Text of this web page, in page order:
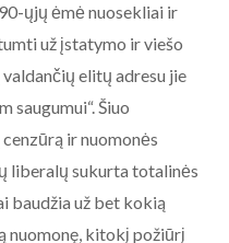
ųjų ėmė nuosekliai ir
už įstatymo ir viešo
elitų adresu jie
saugumui“. Šiuo
ir nuomonės
liberalų sukurta totalinės
baudžia už bet kokią
nuomonę, kitokį požiūrį